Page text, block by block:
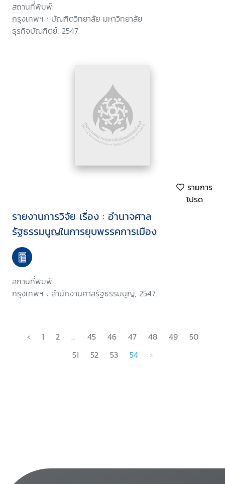
สถานที่พิมพ์:
กรุงเทพฯ : บัณฑิตวิทยาลัย มหาวิทยาลัย
ธุรกิจบัณฑิตย์, 2547.
รายการ
โปรด
รายงานการวิจัย เรื่อง : อำนาจศาล
รัฐธรรมนูญในการยุบพรรคการเมือง
สถานที่พิมพ์:
กรุงเทพฯ : สำนักงานศาลรัฐธรรมนูญ, 2547.
‹ 1 2 ... 45 46 47 48 49
50
51
52 53 54 ›